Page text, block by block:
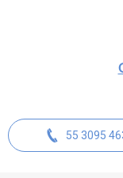
55 3095